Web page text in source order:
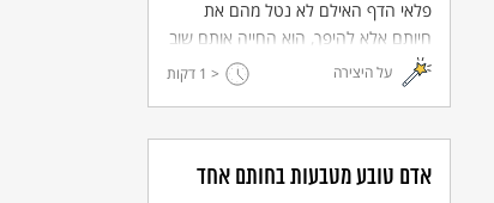
פלאי הדף האילם לא נטל מהם את
חיותם אלא להיפך, הוא החייה אותם שוב
ושוב לאורך הדורות.
על היצירה < 1 דקות
אדם טובע מטבעות בחותם אחד